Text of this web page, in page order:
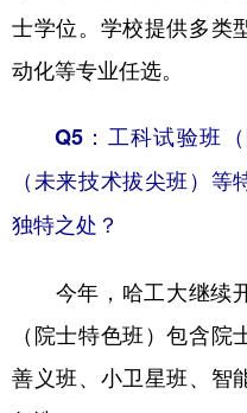
士学位。学校提供多类
动化等专业任选。
Q5：工科试验班（
（未来技术拔尖班）
独特之处？
今年，哈工大继续
（院士特色班）包含院
善义班、小卫星班、智